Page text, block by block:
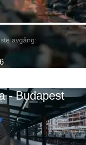
avgång:
- Budapest